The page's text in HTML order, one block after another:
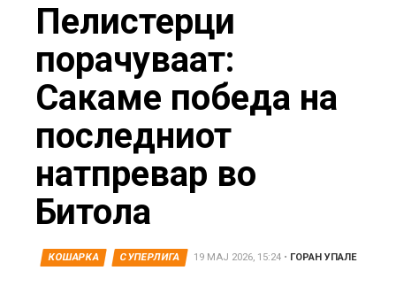
here
Пелистерци
порачуваат:
Сакаме победа на
последниот
натпревар во
Битола
КОШАРКА СУПЕРЛИГА 19 МАЈ 2026, 15:24 • ГОРАН УПАЛЕ